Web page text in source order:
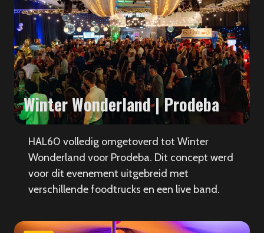
Winter Wonderland | Prodeba
HAL60 volledig omgetoverd tot Winter
Wonderland voor Prodeba. Dit concept werd
voor dit evenement uitgebreid met
verschillende foodtrucks en een live band.